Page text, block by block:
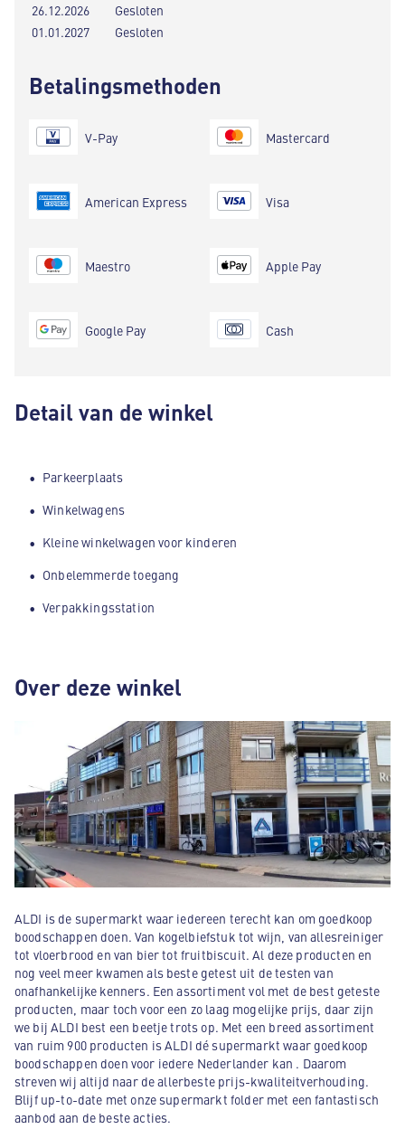
26.12.2026
Gesloten
01.01.2027
Gesloten
Betalingsmethoden
V-Pay
American Express
Maestro
Google Pay
Mastercard
Visa
Apple Pay
Cash
Detail van de winkel
Parkeerplaats
Winkelwagens
Kleine winkelwagen voor kinderen
Onbelemmerde toegang
Verpakkingsstation
Over deze winkel
ALDI is de supermarkt waar iedereen terecht kan om goedkoop
boodschappen doen. Van kogelbiefstuk tot wijn, van allesreiniger
tot vloerbrood en van bier tot fruitbiscuit. Al deze producten en
nog veel meer kwamen als beste getest uit de testen van
onafhankelijke kenners. Een assortiment vol met de best geteste
producten, maar toch voor een zo laag mogelijke prijs, daar zijn
we bij ALDI best een beetje trots op. Met een breed assortiment
van ruim 900 producten is ALDI dé supermarkt waar goedkoop
boodschappen doen voor iedere Nederlander kan . Daarom
streven wij altijd naar de allerbeste prijs-kwaliteitverhouding.
Blijf up-to-date met onze supermarkt folder met een fantastisch
aanbod aan de beste acties.